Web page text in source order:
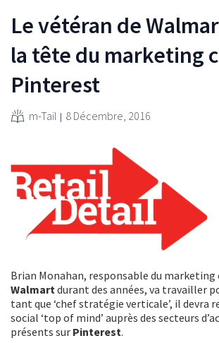
Le vétéran de
la tête du marketing
Pinterest
m-Tail 8 Décembre, 2016
Brian Monahan, responsable du marketing
Walmart durant des années, va travailler
tant que ‘chef stratégie verticale’, il devra
social ‘top of mind’ auprès des secteurs
présents sur Pinterest.